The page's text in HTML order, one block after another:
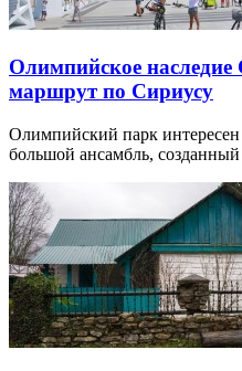
Олимпийское
маршрут по Сириусу
Олимпийский парк интересен
большой ансамбль,